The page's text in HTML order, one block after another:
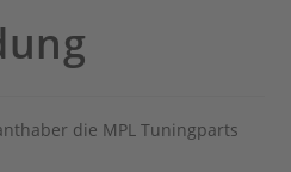
die MPL Tuningparts